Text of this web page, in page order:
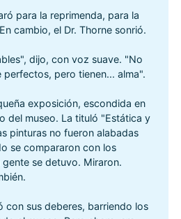
para la reprimenda, para la
cambio, el Dr. Thorne sonrió.
dijo, con voz suave. "No
perfectos, pero tienen... alma".
exposición, escondida en
del museo. La tituló "Estática y
pinturas no fueron alabadas
se compararon con los
gente se detuvo. Miraron.
con sus deberes, barriendo los